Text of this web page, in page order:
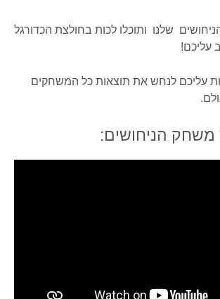
שלנו ותוכלו לכות בחולצת הכדורגל
עליכם!
עליכם לנחש את תוצאות כל המשחקים
משחק הניחושים: